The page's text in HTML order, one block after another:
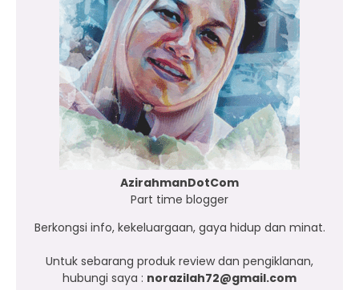
AzirahmanDotCom
Part time blogger
Berkongsi info, kekeluargaan, gaya hidup dan minat.
Untuk sebarang produk review dan pengiklanan,
hubungi saya : norazilah72@gmail.com